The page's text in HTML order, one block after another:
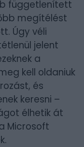
függetlenített
megítélést
Úgy véli
jelent
a
kell oldaniuk
és
keresni –
élhetik át
Microsoft